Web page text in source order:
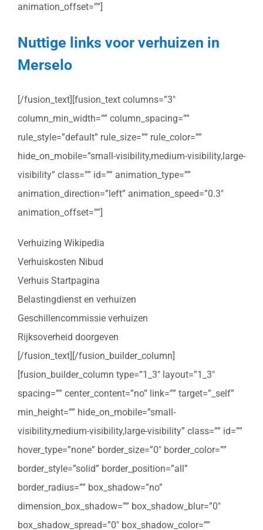
animation_offset=””]
Nuttige links voor verhuizen in
Merselo
[/fusion_text][fusion_text columns=”3″
column_min_width=”” column_spacing=””
rule_style=”default” rule_size=”” rule_color=””
hide_on_mobile=”small-visibility,medium-visibility,large-
visibility” class=”” id=”” animation_type=””
animation_direction=”left” animation_speed=”0.3″
animation_offset=””]
Verhuizing Wikipedia
Verhuiskosten Nibud
Verhuis Startpagina
Belastingdienst en verhuizen
Geschillencommissie verhuizen
Rijksoverheid doorgeven
[/fusion_text][/fusion_builder_column]
[fusion_builder_column type=”1_3″ layout=”1_3″
spacing=”” center_content=”no” link=”” target=”_self”
min_height=”” hide_on_mobile=”small-
visibility,medium-visibility,large-visibility” class=”” id=””
hover_type=”none” border_size=”0″ border_color=””
border_style=”solid” border_position=”all”
border_radius=”” box_shadow=”no”
dimension_box_shadow=”” box_shadow_blur=”0″
box_shadow_spread=”0″ box_shadow_color=””